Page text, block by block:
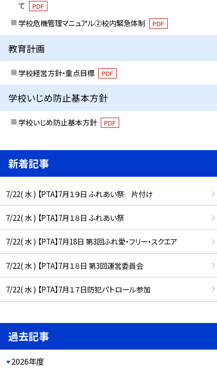
て
PDF
学校危機管理マニュアル②校内緊急体制 PDF
教育計画
学校経営方針・重点目標 PDF
学校いじめ防止基本方針
学校いじめ防止基本方針 PDF
新着記事
7/22( 水 ) 【PTA】7月１９日 ふれあい祭 片付け
7/22( 水 ) 【PTA】7月１８日 ふれあい祭
7/22( 水 ) 【PTA】7月18日 第3回ふれ愛・フリー・スクエア
7/22( 水 ) 【PTA】7月１８日 第3回運営委員会
7/22( 水 ) 【PTA】7月１７日防犯パトロール参加
過去記事
2026年度